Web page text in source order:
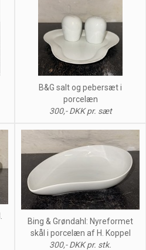
B&G salt og pebersæt i
porcelæn
300,- DKK pr. sæt
Bing & Grøndahl: Nyreformet
skål i porcelæn af H. Koppel
300,- DKK pr. stk.